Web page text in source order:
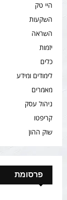
היי טק
השקעות
השראה
יזמות
כלים
לימודים ומידע
מאמרים
ניהול עסק
קריפטו
שוק ההון
פרסומת